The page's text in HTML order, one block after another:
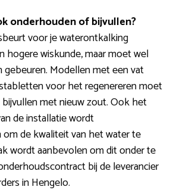
onderhouden of bijvullen?
voor je waterontkalking
hogere wiskunde, maar moet wel
gebeuren. Modellen met een vat
voor het regenereren moet
met nieuw zout. Ook het
de installatie wordt
de kwaliteit van het water te
wordt aanbevolen om dit onder te
bij de leverancier
in Hengelo.